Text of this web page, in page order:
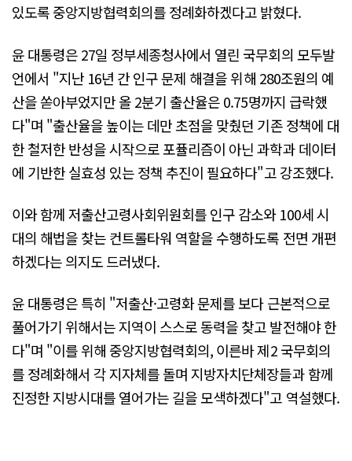
있도록 중앙지방협력회의를 정례화하겠다고 밝혔다.
윤 대통령은 27일 정부세종청사에서 열린 국무회의 모두발
언에서 "지난 16년 간 인구 문제 해결을 위해 280조원의 예
산을 쏟아부었지만 올 2분기 출산율은 0.75명까지 급락했
다"며 "출산율을 높이는 데만 초점을 맞췄던 기존 정책에 대
한 철저한 반성을 시작으로 포퓰리즘이 아닌 과학과 데이터
에 기반한 실효성 있는 정책 추진이 필요하다"고 강조했다.
이와 함께 저출산고령사회위원회를 인구 감소와 100세 시
대의 해법을 찾는 컨트롤타워 역할을 수행하도록 전면 개편
하겠다는 의지도 드러냈다.
윤 대통령은 특히 "저출산·고령화 문제를 보다 근본적으로
풀어가기 위해서는 지역이 스스로 동력을 찾고 발전해야 한
다"며 "이를 위해 중앙지방협력회의, 이른바 제2 국무회의
를 정례화해서 각 지자체를 돌며 지방자치단체장들과 함께
진정한 지방시대를 열어가는 길을 모색하겠다"고 역설했다.